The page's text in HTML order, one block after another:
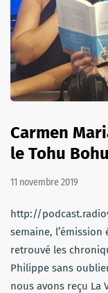
Carmen
le Tohu
11 novembre 2019
http://
semaine,
retrouvé les
Philippe sans
nous avons reçu La